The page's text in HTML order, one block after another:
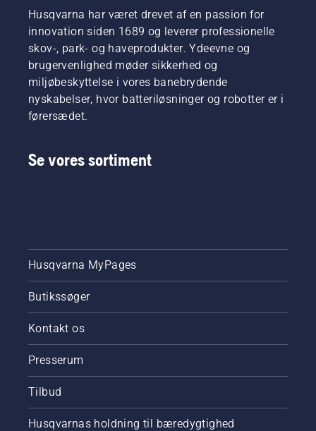
Husqvarna har været drevet af en passion for
innovation siden 1689 og leverer professionelle
skov-, park- og haveprodukter. Ydeevne og
brugervenlighed møder sikkerhed og
miljøbeskyttelse i vores banebrydende
nyskabelser, hvor batteriløsninger og robotter er i
førersædet.
Se vores sortiment
Husqvarna MyPages
Butikssøger
Kontakt os
Presserum
Tilbud
Husqvarnas holdning til bæredygtighed